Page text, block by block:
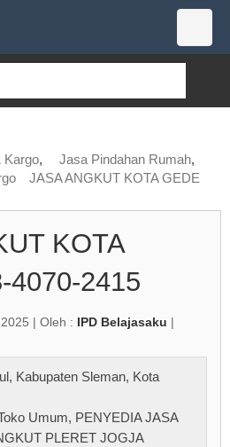
Kargo, Jasa Pindahan Rumah,
JASA ANGKUT KOTA GEDE
KOTA
4070-2415
| Oleh : IPD Belajasaku |
, Kabupaten Sleman, Kota
Umum, PENYEDIA JASA
PLERET JOGJA